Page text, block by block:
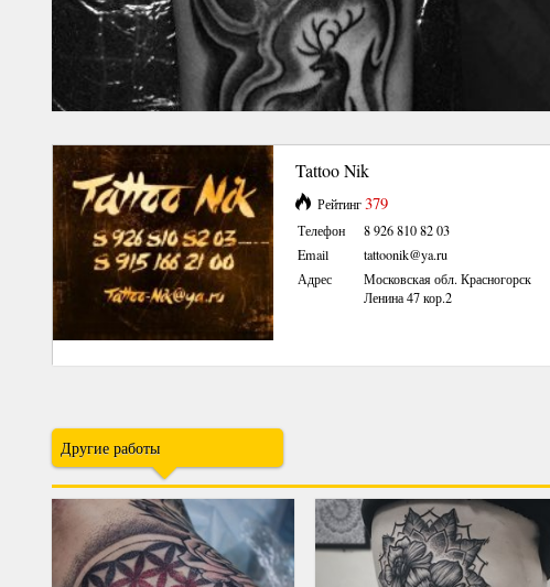
Tattoo Nik
Рейтинг379
Телефон
8 926 810 82 03
Email
tattoonik@ya.ru
Адрес
Московская обл. Красногорск
Ленина 47 кор.2
Другие работы